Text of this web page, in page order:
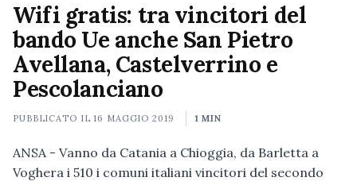
Wifi gratis: tra vincitori del
bando Ue anche San Pietro
Avellana, Castelverrino e
Pescolanciano
PUBBLICATO IL16 MAGGIO 2019 1 MIN
ANSA - Vanno da Catania a Chioggia, da Barletta a
Voghera i 510 i comuni italiani vincitori del secondo